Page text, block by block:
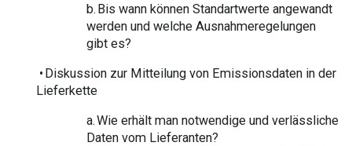
b. Bis wann können Standartwerte angewandt
werden und welche Ausnahmeregelungen
gibt es?
• Diskussion zur Mitteilung von Emissionsdaten in der
Lieferkette
a. Wie erhält man notwendige und verlässliche
Daten vom Lieferanten?